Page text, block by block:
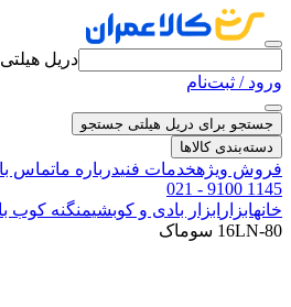
دریل هیلتی
ورود / ثبت‌نام
جستجو برای دریل هیلتی جستجو
دسته‌بندی کالاها
فروش ویژهخدمات فنیدرباره ماتماس
021 - 9100 1145
خانهابزار ابزار بادی و کوبشیمنگنه کوب
16LN-80 سوماک